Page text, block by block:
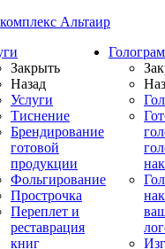
Закрыть
Назад
Услуги
Тиснение
Брендирование
готовой
продукции
Фольгирование
Прострочка
Переплет и
реставрация
книг